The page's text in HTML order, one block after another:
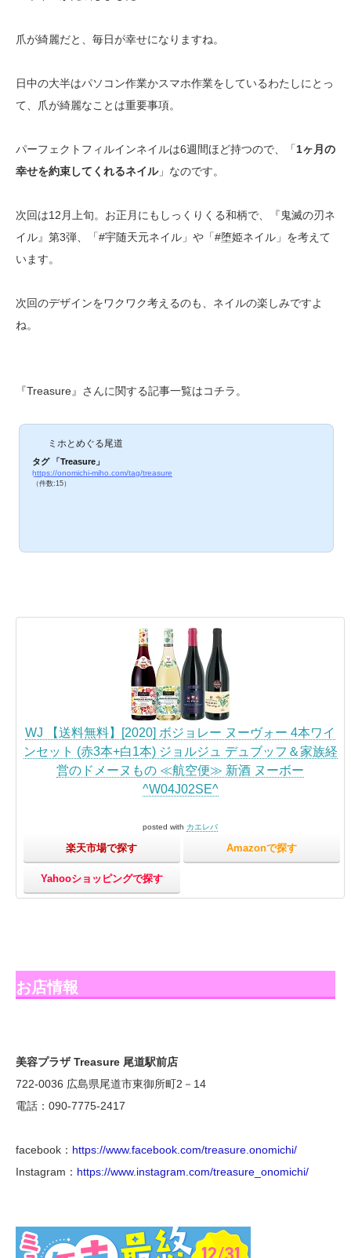
爪が綺麗だと、毎日が幸せになりますね。
日中の大半はパソコン作業かスマホ作業をしているわたしにとっ
て、爪が綺麗なことは重要事項。
パーフェクトフィルインネイルは6週間ほど持つので、「1ヶ月の
幸せを約束してくれるネイル」なのです。
次回は12月上旬。お正月にもしっくりくる和柄で、『鬼滅の刃ネ
イル』第3弾、「#宇随天元ネイル」や「#堕姫ネイル」を考えて
います。
次回のデザインをワクワク考えるのも、ネイルの楽しみですよ
ね。
『Treasure』さんに関する記事一覧はコチラ。
ミホとめぐる尾道
タグ 「Treasure」
https://onomichi-miho.com/tag/treasure
（件数:15）
WJ 【送料無料】[2020] ボジョレー ヌーヴォー 4本ワイ
ンセット (赤3本+白1本) ジョルジュ デュブッフ＆家族経
営のドメーヌもの ≪航空便≫ 新酒 ヌーボー
^W04J02SE^
posted with カエレバ
楽天市場で探す Amazonで探す
Yahooショッピングで探す
お店情報
美容プラザ Treasure 尾道駅前店
722-0036 広島県尾道市東御所町2－14
電話：090-7775-2417
facebook： https://www.facebook.com/treasure.onomichi/
Instagram： https://www.instagram.com/treasure_onomichi/